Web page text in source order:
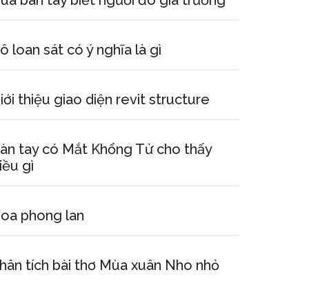
loan sát có ý nghĩa là gì
thiệu giao diện revit structure
tay có Mắt Khổng Tử cho thấy
gì
phong lan
tích bài thơ Mùa xuân Nho nhỏ